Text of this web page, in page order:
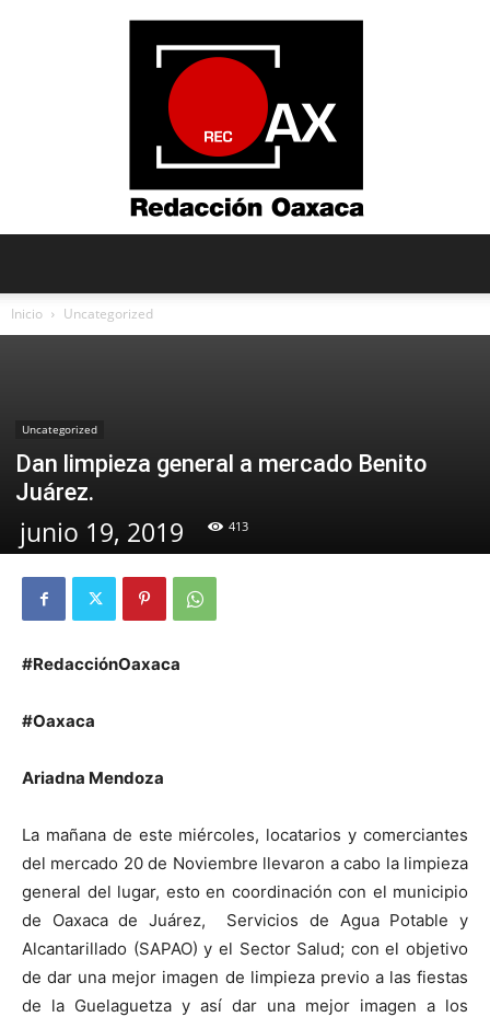
Inicio Uncategorized
Uncategorized
Dan limpieza general a mercado Benito
Juárez.
junio 19, 2019 413
#RedacciónOaxaca
#Oaxaca
Ariadna Mendoza
La mañana de este miércoles, locatarios y comerciantes
del mercado 20 de Noviembre llevaron a cabo la limpieza
general del lugar, esto en coordinación con el municipio
de Oaxaca de Juárez, Servicios de Agua Potable y
Alcantarillado (SAPAO) y el Sector Salud; con el objetivo
de dar una mejor imagen de limpieza previo a las fiestas
de la Guelaguetza y así dar una mejor imagen a los